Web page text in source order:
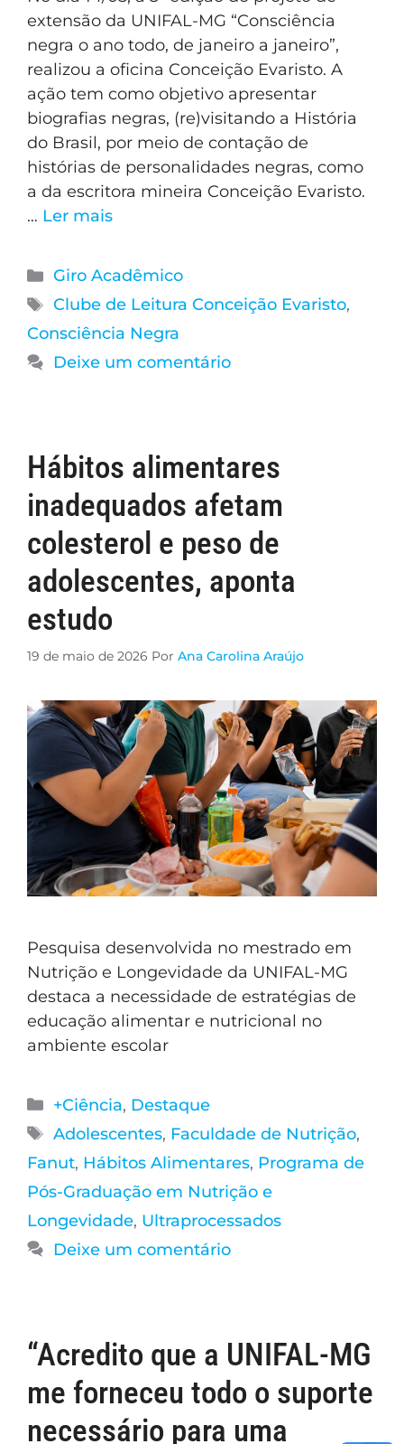
extensão da UNIFAL-MG “Consciência
negra o ano todo, de janeiro a janeiro”,
realizou a oficina Conceição Evaristo. A
ação tem como objetivo apresentar
biografias negras, (re)visitando a História
do Brasil, por meio de contação de
histórias de personalidades negras, como
a da escritora mineira Conceição Evaristo.
… Ler mais
Giro Acadêmico
Clube de Leitura Conceição Evaristo,
Consciência Negra
Deixe um comentário
Hábitos alimentares
inadequados afetam
colesterol e peso de
adolescentes, aponta
estudo
19 de maio de 2026 Por Ana Carolina Araújo
Pesquisa desenvolvida no mestrado em
Nutrição e Longevidade da UNIFAL-MG
destaca a necessidade de estratégias de
educação alimentar e nutricional no
ambiente escolar
+Ciência, Destaque
Adolescentes, Faculdade de Nutrição,
Fanut, Hábitos Alimentares, Programa de
Pós-Graduação em Nutrição e
Longevidade, Ultraprocessados
Deixe um comentário
“Acredito que a UNIFAL-MG
me forneceu todo o suporte
necessário para uma